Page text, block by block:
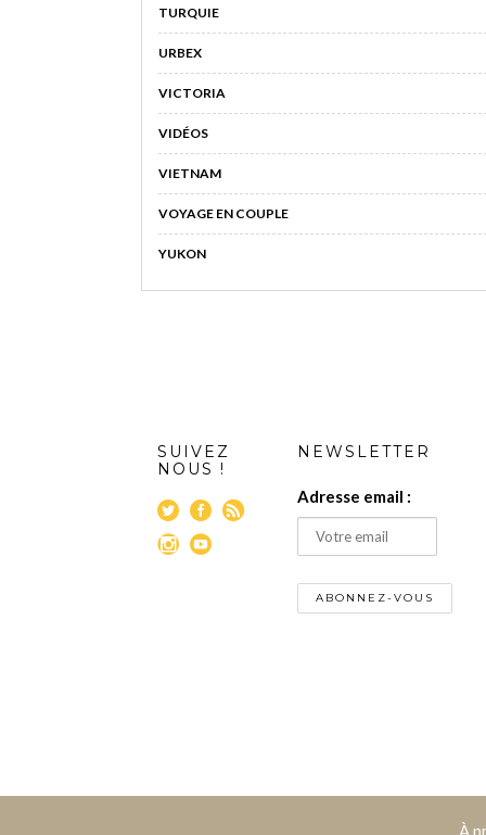
TURQUIE
URBEX
VICTORIA
VIDÉOS
VIETNAM
VOYAGE EN COUPLE
YUKON
SUIVEZ
NOUS !
NEWSLETTER
Adresse email :
À